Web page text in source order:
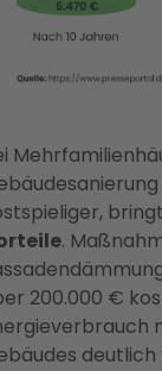
.
200.000 €
deutlich